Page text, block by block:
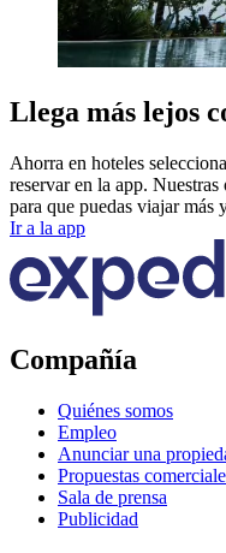
Llega más lejos
Ahorra en hoteles
reservar en la app.
para que puedas viajar más
Ir a la app
Compañía
Quiénes somos
Empleo
Anunciar una
Propuestas
Sala de prensa
Publicidad